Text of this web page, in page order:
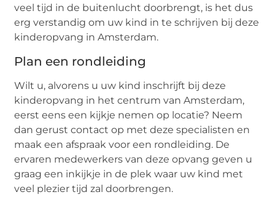
veel tijd in de buitenlucht doorbrengt, is het dus
erg verstandig om uw kind in te schrijven bij deze
kinderopvang in Amsterdam.
Plan een rondleiding
Wilt u, alvorens u uw kind inschrijft bij deze
kinderopvang in het centrum van Amsterdam,
eerst eens een kijkje nemen op locatie? Neem
dan gerust contact op met deze specialisten en
maak een afspraak voor een rondleiding. De
ervaren medewerkers van deze opvang geven u
graag een inkijkje in de plek waar uw kind met
veel plezier tijd zal doorbrengen.